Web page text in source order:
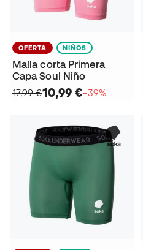
OFERTA NIÑOS
Malla corta Primera
Capa Soul Niño
17,99 €10,99 €−39%